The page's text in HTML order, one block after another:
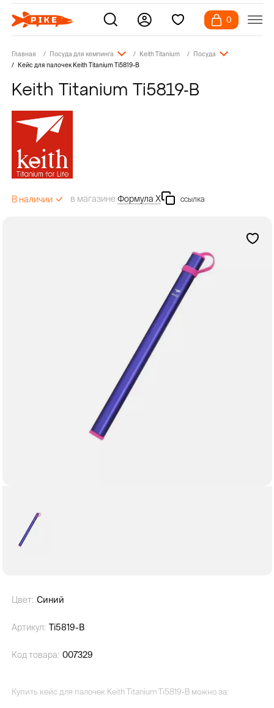
0
Главная Посуда для кемпинга Keith Titanium
Посуда
Кейс для палочек Keith Titanium Ti5819-B
Keith Titanium Ti5819-B
В наличии в магазинеФормула Х ссылка
Цвет: Синий
Артикул: Ti5819-B
Код товара: 007329
Купить кейс для палочек Keith Titanium Ti5819-B можно за: